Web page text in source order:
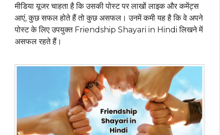
मीडिया यूजर चाहता है कि उसकी पोस्ट पर लाखों लाइक और कमेंट्स
आएं, कुछ सफल होते हैं तो कुछ असफल। उनमें कमी यह है कि वे अपने
पोस्ट के लिए उपयुक्त Friendship Shayari in Hindi लिखने में
असफल रहते हैं।